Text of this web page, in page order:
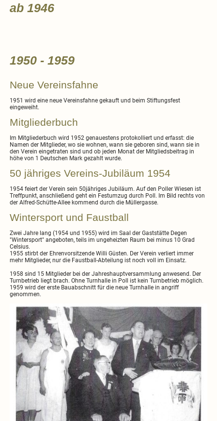
ab 1946
1950 - 1959
Neue Vereinsfahne
1951 wird eine neue Vereinsfahne gekauft und beim Stiftungsfest
eingeweiht.
Mitgliederbuch
Im Mitgliederbuch wird 1952 genauestens protokolliert und erfasst: die
Namen der Mitglieder, wo sie wohnen, wann sie geboren sind, wann sie in
den Verein eingetraten sind und ob jeden Monat der Mitgliedsbeitrag in
höhe von 1 Deutschen Mark gezahlt wurde.
50 jähriges Vereins-Jubiläum 1954
1954 feiert der Verein sein 50jähriges Jubiläum. Auf den Poller Wiesen ist
Treffpunkt, anschließend geht ein Festumzug durch Poll. Im Bild rechts von
der Alfred-Schütte-Allee kommend durch die Müllergasse.
Wintersport und Faustball
Zwei Jahre lang (1954 und 1955) wird im Saal der Gaststätte Degen
"Wintersport" angeboten, teils im ungeheizten Raum bei minus 10 Grad
Celsius.
1955 stirbt der Ehrenvorsitzende Willi Güsten. Der Verein verliert immer
mehr Mitglieder, nur die Faustball-Abteilung ist noch voll im Einsatz.
1958 sind 15 Mitglieder bei der Jahreshauptversammlung anwesend. Der
Turnbetrieb liegt brach. Ohne Turnhalle in Poll ist kein Turnbetrieb möglich.
1959 wird der erste Bauabschnitt für die neue Turnhalle in angriff
genommen.